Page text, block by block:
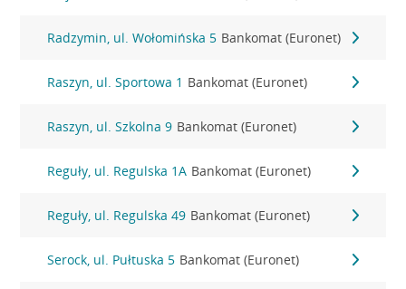
Radzymin, ul. Wołomińska 5 Bankomat (Euronet)
Raszyn, ul. Sportowa 1 Bankomat (Euronet)
Raszyn, ul. Szkolna 9 Bankomat (Euronet)
Reguły, ul. Regulska 1A Bankomat (Euronet)
Reguły, ul. Regulska 49 Bankomat (Euronet)
Serock, ul. Pułtuska 5 Bankomat (Euronet)